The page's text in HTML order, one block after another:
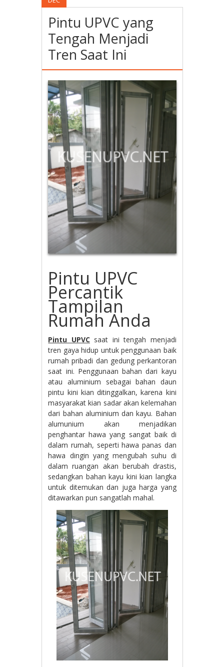
Pintu UPVC yang
Tengah Menjadi
Tren Saat Ini
Pintu UPVC
Percantik
Tampilan
Rumah Anda
Pintu UPVCsaat ini tengah menjadi
tren gaya hidup untuk penggunaan baik
rumah pribadi dan gedung perkantoran
saat ini. Penggunaan bahan dari kayu
atau aluminium sebagai bahan daun
pintu kini kian ditinggalkan, karena kini
masyarakat kian sadar akan kelemahan
dari bahan aluminium dan kayu. Bahan
alumunium akan menjadikan
penghantar hawa yang sangat baik di
dalam rumah, seperti hawa panas dan
hawa dingin yang mengubah suhu di
dalam ruangan akan berubah drastis,
sedangkan bahan kayu kini kian langka
untuk ditemukan dan juga harga yang
ditawarkan pun sangatlah mahal.